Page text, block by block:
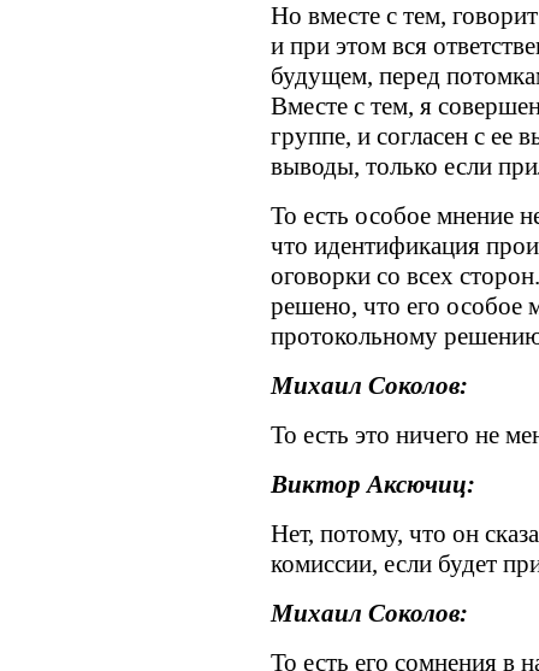
Но вместе с тем,
и при этом вся
будущем, перед
Вместе с тем, я
группе, и согласен с ее
выводы, только если
То есть особое мнение
что идентификация
оговорки со всех
решено, что его особое
протокольному
Михаил Соколов:
То есть это ничего не
Виктор Аксючиц:
Нет, потому, что он
комиссии, если будет
Михаил Соколов:
То есть его сомнения в